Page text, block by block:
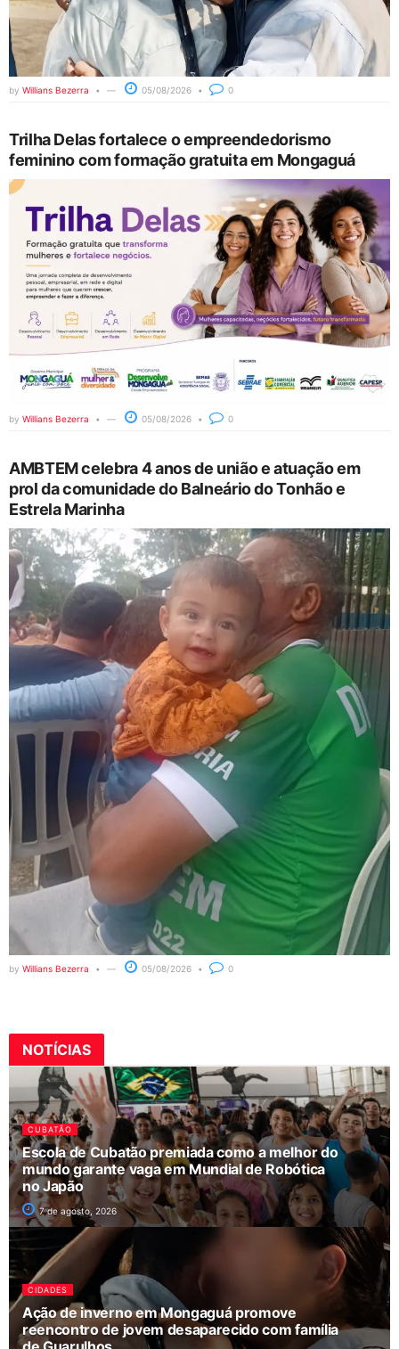
by Willians Bezerra 05/08/2026 0
Trilha Delas fortalece o empreendedorismo
feminino com formação gratuita em Mongaguá
by Willians Bezerra 05/08/2026 0
AMBTEM celebra 4 anos de união e atuação em
prol da comunidade do Balneário do Tonhão e
Estrela Marinha
by Willians Bezerra 05/08/2026 0
NOTÍCIAS
CUBATÃO
Escola de Cubatão premiada como a melhor do
mundo garante vaga em Mundial de Robótica
no Japão
7 de agosto, 2026
CIDADES
Ação de inverno em Mongaguá promove
reencontro de jovem desaparecido com família